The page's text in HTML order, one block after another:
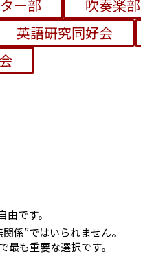
ー部 吹奏楽部
英語研究同好会
です。
係”ではいられません。
も重要な選択です。